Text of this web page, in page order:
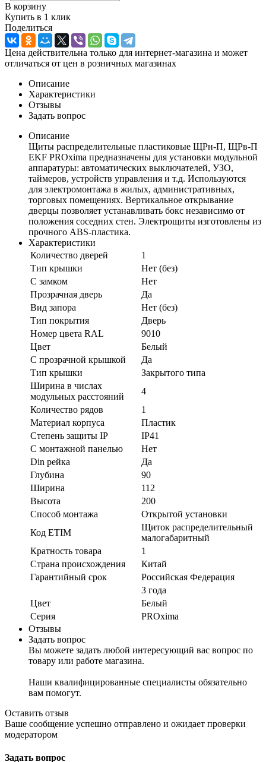
В корзину
Купить в 1 клик
Поделиться
Цена действительна только для интернет-магазина и может
отличаться от цен в розничных магазинах
Описание
Характеристики
Отзывы
Задать вопрос
Описание
Щиты распределительные пластиковые ЩРн-П, ЩРв-П
EKF PROxima предназначены для установки модульной
аппаратуры: автоматических выключателей, УЗО,
таймеров, устройств управления и т.д. Используются
для электромонтажа в жилых, административных,
торговых помещениях. Вертикальное открывание
дверцы позволяет устанавливать бокс независимо от
положения соседних стен. Электрощиты изготовлены из
прочного ABS-пластика.
Характеристики
Количество дверей
1
Тип крышки
Нет (без)
С замком
Нет
Прозрачная дверь
Да
Вид запора
Нет (без)
Тип покрытия
Дверь
Номер цвета RAL
9010
Цвет
Белый
С прозрачной крышкой
Да
Тип крышки
Закрытого типа
Ширина в числах
модульных расстояний
4
Количество рядов
1
Материал корпуса
Пластик
Степень защиты IP
IP41
С монтажной панелью
Нет
Din рейка
Да
Глубина
90
Ширина
112
Высота
200
Способ монтажа
Открытой установки
Код ETIM
Щиток распределительный
малогабаритный
Кратность товара
1
Страна происхождения
Китай
Гарантийный срок
Российская Федерация
3 года
Цвет
Белый
Серия
PROxima
Отзывы
Задать вопрос
Вы можете задать любой интересующий вас вопрос по
товару или работе магазина.
Наши квалифицированные специалисты обязательно
вам помогут.
Оставить отзыв
Ваше сообщение успешно отправлено и ожидает проверки
модератором
Задать вопрос